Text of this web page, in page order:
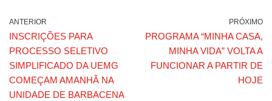
ANTERIOR
INSCRIÇÕES PARA
PROCESSO SELETIVO
SIMPLIFICADO DA UEMG
COMEÇAM AMANHÃ NA
UNIDADE DE BARBACENA
PRÓXIMO
PROGRAMA “MINHA CASA,
MINHA VIDA” VOLTA A
FUNCIONAR A PARTIR DE
HOJE